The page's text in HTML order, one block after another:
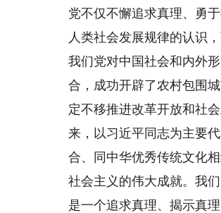
党不仅不懈追求真理、勇
人类社会发展规律的认识
我们党对中国社会和内外
合，成功开辟了农村包围
定不移推进改革开放和社
来，以习近平同志为主要
合、同中华优秀传统文化
社会主义的伟大成就。我
是一个追求真理、揭示真